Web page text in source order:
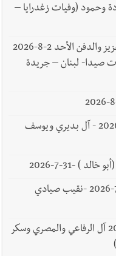
وحمود (وفيات زغدرايا –
وفاة الشاب موسى محمد خلف عبد العزيز والدفن الأحد 2-8-2026
صيدا- لبنان – جريدة
وفاة بدرية يوسف بديري -الدفن 1-8-2026 - آل بديري ويوسف
) -31-7-2026
وفاة الحاج مصطفى محمود بوجي -31-7-2026 -نقيب صيادي
وفاة الحاج نور الدين الرفاعي 30-7-2026 آل الرفاعي والمصري وسكر